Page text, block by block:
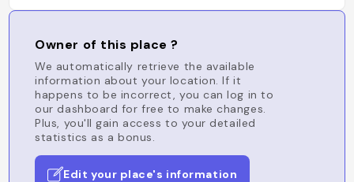
Owner of this place ?
We automatically retrieve the available
information about your location. If it
happens to be incorrect, you can log in to
our dashboard for free to make changes.
Plus, you'll gain access to your detailed
statistics as a bonus.
Edit your place's information